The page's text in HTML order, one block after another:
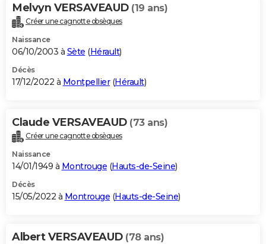
Bricolage
Lifestyle
Culture
Sport
Auto
Television
Voyage
Cinema
Melvyn VERSAVEAUD (19 ans)
Créer une cagnotte obsèques
Naissance
06/10/2003 à Sète (Hérault)
Décès
17/12/2022 à Montpellier(Hérault)
Claude VERSAVEAUD (73 ans)
Créer une cagnotte obsèques
Naissance
14/01/1949 à Montrouge (Hauts-de-Seine)
Décès
15/05/2022 à Montrouge (Hauts-de-Seine)
Albert VERSAVEAUD (78 ans)